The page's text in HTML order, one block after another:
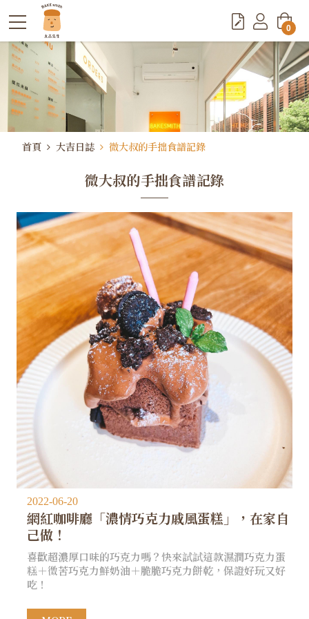
首頁 大吉日誌 微大叔的手拙食譜記錄
微大叔的手拙食譜記錄
2022-06-20
網紅咖啡廳「濃情巧克力戚風蛋糕」，在家自
己做！
喜歡超濃厚口味的巧克力嗎？快來試試這款濕潤巧克力蛋
糕＋微苦巧克力鮮奶油＋脆脆巧克力餅乾，保證好玩又好
吃！
0